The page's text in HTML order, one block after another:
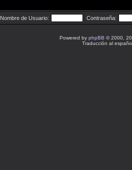
Nombre de Usuario: Contraseña:
Powered by phpBB © 2000,
Traducción al